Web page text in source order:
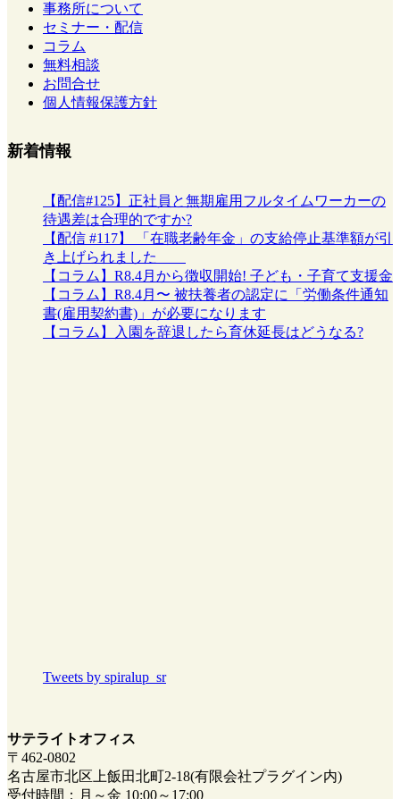
事務所について
セミナー・配信
コラム
無料相談
お問合せ
個人情報保護方針
新着情報
【配信#125】正社員と無期雇用フルタイムワーカーの
待遇差は合理的ですか?
【配信 #117】 「在職老齢年金」の支給停止基準額が引
き上げられました
【コラム】R8.4月から徴収開始! 子ども・子育て支援金
【コラム】R8.4月〜 被扶養者の認定に「労働条件通知
書(雇用契約書)」が必要になります
【コラム】入園を辞退したら育休延長はどうなる?
Tweets by spiralup_sr
サテライトオフィス
〒462-0802
名古屋市北区上飯田北町2-18(有限会社プラグイン内)
受付時間：月～金 10:00～17:00